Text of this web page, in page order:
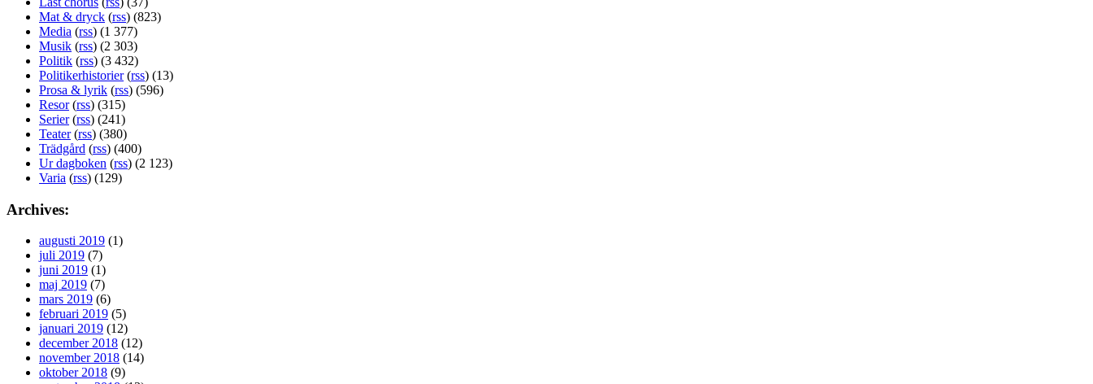
Mat & dryck (rss) (823)
Media (rss) (1 377)
Musik (rss) (2 303)
Politik (rss) (3 432)
Politikerhistorier(rss) (13)
Prosa & lyrik (rss) (596)
Resor(rss) (315)
Serier(rss) (241)
Teater(rss) (380)
Trädgård (rss) (400)
Ur dagboken (rss) (2 123)
Varia (rss) (129)
Archives:
augusti 2019 (1)
juli 2019 (7)
juni 2019 (1)
maj 2019 (7)
mars 2019 (6)
februari 2019 (5)
januari 2019 (12)
december 2018 (12)
november 2018 (14)
oktober 2018 (9)